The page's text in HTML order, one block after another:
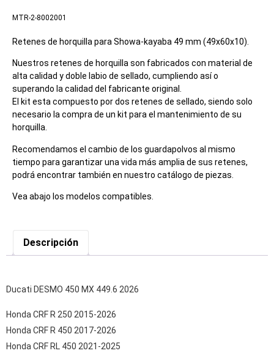
MTR-2-8002001
Retenes de horquilla para Showa-kayaba 49 mm (49x60x10).
Nuestros retenes de horquilla son fabricados con material de
alta calidad y doble labio de sellado, cumpliendo así o
superando la calidad del fabricante original.
El kit esta compuesto por dos retenes de sellado, siendo solo
necesario la compra de un kit para el mantenimiento de su
horquilla.
Recomendamos el cambio de los guardapolvos al mismo
tiempo para garantizar una vida más amplia de sus retenes,
podrá encontrar también en nuestro catálogo de piezas.
Vea abajo los modelos compatibles.
Descripción
Ducati DESMO 450 MX 449.6 2026
Honda CRF R 250 2015-2026
Honda CRF R 450 2017-2026
Honda CRF RL 450 2021-2025